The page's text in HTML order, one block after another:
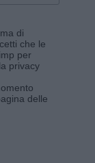
di
che le
per
privacy
delle